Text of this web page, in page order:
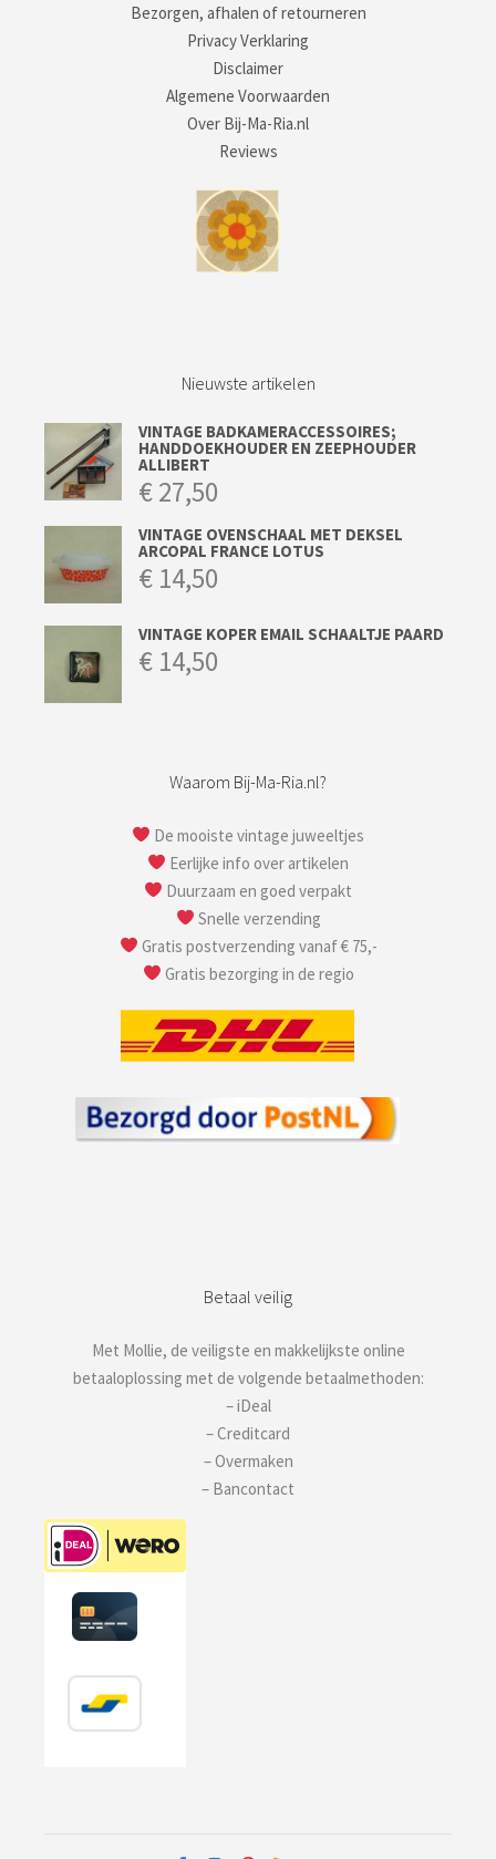
Bezorgen, afhalen of retourneren
Privacy Verklaring
Disclaimer
Algemene Voorwaarden
Over Bij-Ma-Ria.nl
Reviews
Nieuwste artikelen
VINTAGE BADKAMERACCESSOIRES;
HANDDOEKHOUDER EN ZEEPHOUDER
ALLIBERT
€27,50
VINTAGE OVENSCHAAL MET DEKSEL
ARCOPAL FRANCE LOTUS
€ 14,50
VINTAGE KOPER EMAIL SCHAALTJE PAARD
€ 14,50
Waarom Bij-Ma-Ria.nl?
De mooiste vintage juweeltjes
Eerlijke info over artikelen
Duurzaam en goed verpakt
Snelle verzending
Gratis postverzending vanaf € 75,-
Gratis bezorging in de regio
Betaal veilig
Met Mollie, de veiligste en makkelijkste online
betaaloplossing met de volgende betaalmethoden:
– iDeal
– Creditcard
– Overmaken
– Bancontact